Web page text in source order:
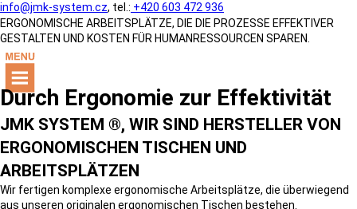
info@jmk-system.cz, tel.: +420 603 472 936
ERGONOMISCHE ARBEITSPLÄTZE, DIE DIE PROZESSE EFFEKTIVER
GESTALTEN UND KOSTEN FÜR HUMANRESSOURCEN SPAREN.
Durch Ergonomie zur Effektivität
JMK SYSTEM ®, WIR SIND HERSTELLER VON
ERGONOMISCHEN TISCHEN UND
ARBEITSPLÄTZEN
Wir fertigen komplexe ergonomische Arbeitsplätze, die überwiegend
aus unseren originalen ergonomischen Tischen bestehen.